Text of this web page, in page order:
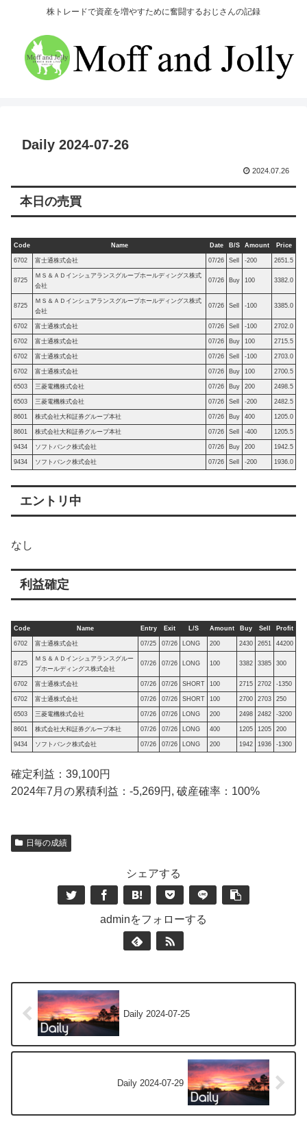
株トレードで資産を増やすために奮闘するおじさんの記録
Daily 2024-07-26
2024.07.26
本日の売買
Code Name Date B/S Amount Price
6702 富士通株式会社 07/26 Sell -200 2651.5
8725
ＭＳ＆ＡＤインシュアランスグループホールディングス株式
会社
07/26 Buy 100 3382.0
8725
ＭＳ＆ＡＤインシュアランスグループホールディングス株式
会社
07/26 Sell -100 3385.0
6702 富士通株式会社 07/26 Sell -100 2702.0
6702 富士通株式会社 07/26 Buy 100 2715.5
6702 富士通株式会社 07/26 Sell -100 2703.0
6702 富士通株式会社 07/26 Buy 100 2700.5
6503 三菱電機株式会社 07/26 Buy 200 2498.5
6503 三菱電機株式会社 07/26 Sell -200 2482.5
8601 株式会社大和証券グループ本社 07/26 Buy 400 1205.0
8601 株式会社大和証券グループ本社 07/26 Sell -400 1205.5
9434 ソフトバンク株式会社 07/26 Buy 200 1942.5
9434 ソフトバンク株式会社 07/26 Sell -200 1936.0
エントリ中
なし
利益確定
Code Name Entry Exit L/S Amount Buy Sell Profit
6702 富士通株式会社 07/25 07/26 LONG 200 2430 2651 44200
8725
ＭＳ＆ＡＤインシュアランスグルー
プホールディングス株式会社
07/26 07/26 LONG 100 3382 3385 300
6702 富士通株式会社 07/26 07/26 SHORT 100 2715 2702 -1350
6702 富士通株式会社 07/26 07/26 SHORT 100 2700 2703 250
6503 三菱電機株式会社 07/26 07/26 LONG 200 2498 2482 -3200
8601 株式会社大和証券グループ本社 07/26 07/26 LONG 400 1205 1205 200
9434 ソフトバンク株式会社 07/26 07/26 LONG 200 1942 1936 -1300
確定利益：39,100円
2024年7月の累積利益：-5,269円, 破産確率：100%
日毎の成績
シェアする
adminをフォローする
Daily 2024-07-25
Daily 2024-07-29